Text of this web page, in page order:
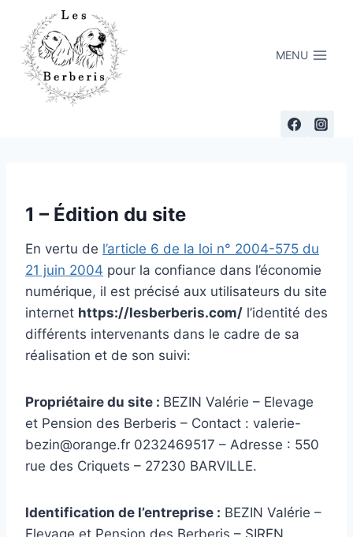
content
MENU
1 – Édition du site
En vertu de l’article 6 de la loi n° 2004-575 du
21 juin 2004 pour la confiance dans l’économie
numérique, il est précisé aux utilisateurs du site
internet https://lesberberis.com/ l’identité des
différents intervenants dans le cadre de sa
réalisation et de son suivi:
Propriétaire du site : BEZIN Valérie – Elevage
et Pension des Berberis – Contact : valerie-
bezin@orange.fr 0232469517 – Adresse : 550
rue des Criquets – 27230 BARVILLE.
Identification de l’entreprise : BEZIN Valérie –
Elevage et Pension des Berberis – SIREN